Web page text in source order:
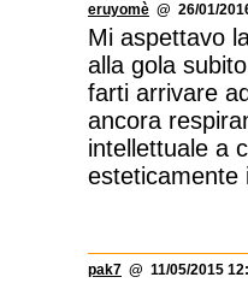
eruyomè @ 26/01/
Mi aspettavo
alla gola
farti arrivare
ancora
intellettuale a
esteticamente
pak7 @ 11/05/2015